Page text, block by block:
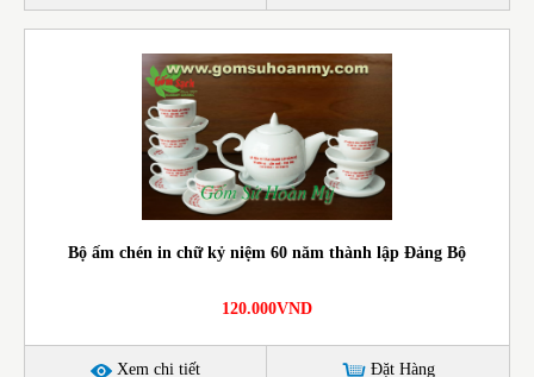
Bộ ấm chén in chữ kỷ niệm 60 năm thành lập Đảng Bộ
120.000VND
Xem chi tiết Đặt Hàng